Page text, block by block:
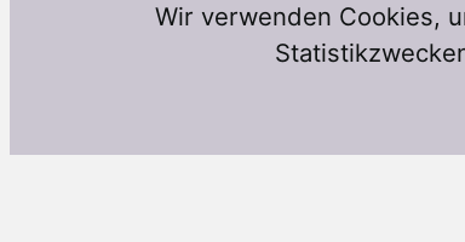
Wir verwenden Cookies,